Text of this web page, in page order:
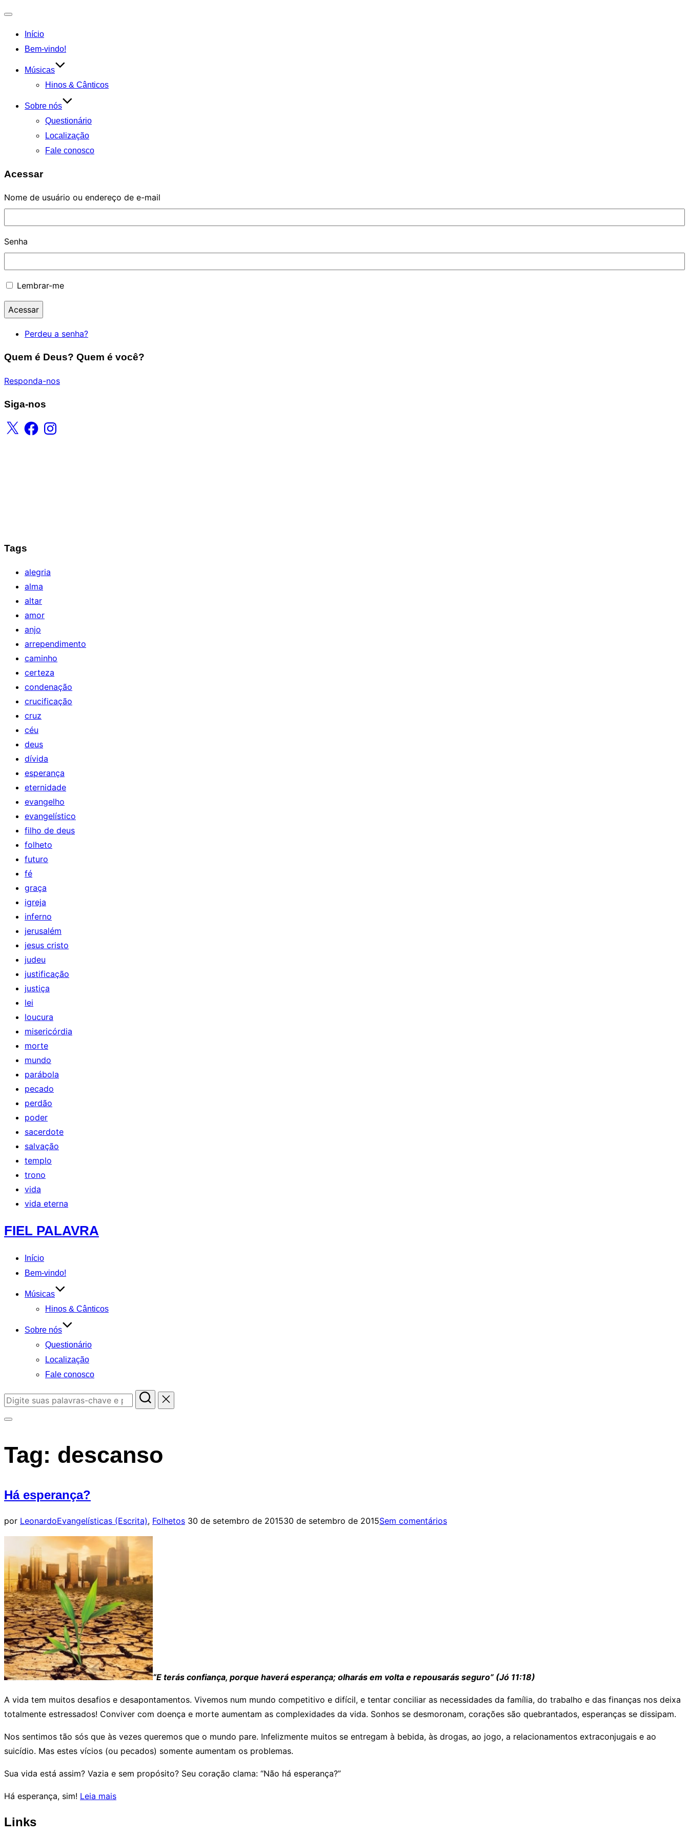
navegação
Início
Bem-vindo!
Músicas
Hinos & Cânticos
Sobre nós
Questionário
Localização
Fale conosco
Acessar
Nome de usuário ou endereço de e-mail
Senha
Lembrar-me
Acessar
Perdeu a senha?
Quem é Deus? Quem é você?
Responda-nos
Siga-nos
X FacebookInstagram
Tags
alegria
alma
altar
amor
anjo
arrependimento
caminho
certeza
condenação
crucificação
cruz
céu
deus
dívida
esperança
eternidade
evangelho
evangelístico
filho de deus
folheto
futuro
fé
graça
igreja
inferno
jerusalém
jesus cristo
judeu
justificação
justiça
lei
loucura
misericórdia
morte
mundo
parábola
pecado
perdão
poder
sacerdote
salvação
templo
trono
vida
vida eterna
Pular
para
conteúdo
FIEL PALAVRA
Início
Bem-vindo!
Músicas
Hinos & Cânticos
Sobre nós
Questionário
Localização
Fale conosco
Pesquisar
lateral
Tag: descanso
Há esperança?
por LeonardoEvangelísticas (Escrita), FolhetosPostado
30 de setembro de 201530 de setembro de 2015Sem comentários
“E terás confiança, porque haverá esperança; olharás em volta e repousarás seguro” (Jó 11:18)
A vida tem muitos desafios e desapontamentos. Vivemos num mundo competitivo e difícil, e tentar conciliar as necessidades da família, do trabalho e das finanças nos deixa
totalmente estressados! Conviver com doença e morte aumentam as complexidades da vida. Sonhos se desmoronam, corações são quebrantados, esperanças se dissipam.
Nos sentimos tão sós que às vezes queremos que o mundo pare. Infelizmente muitos se entregam à bebida, às drogas, ao jogo, a relacionamentos extraconjugais e ao
suicídio. Mas estes vícios (ou pecados) somente aumentam os problemas.
Sua vida está assim? Vazia e sem propósito? Seu coração clama: “Não há esperança?”
Há esperança, sim! Leia mais“Há
Links